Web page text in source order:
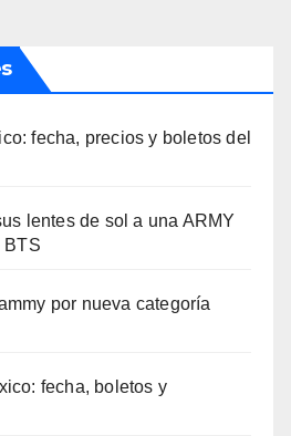
fecha, precios y boletos del
lentes de sol a una ARMY
BTS
por nueva categoría
fecha, boletos y